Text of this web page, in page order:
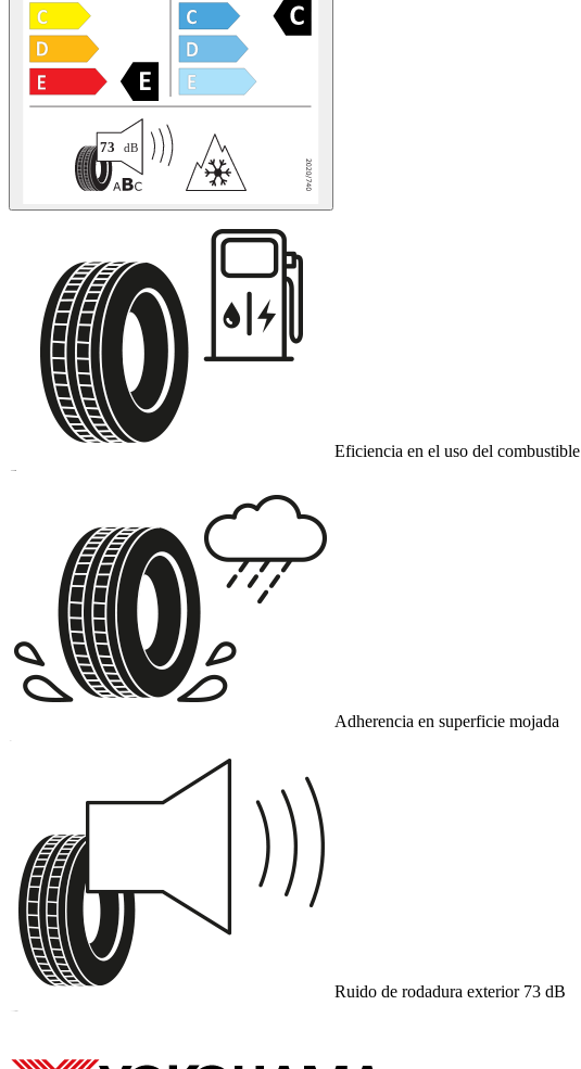
Eficiencia en el uso del combustible
E
Adherencia en superficie mojada
C
Ruido de rodadura exterior 73 dB
B